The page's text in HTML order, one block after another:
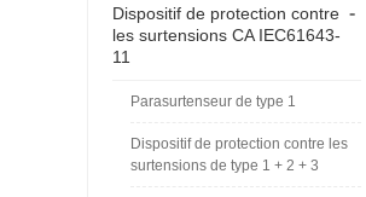
-
Dispositif de protection contre
les surtensions CA IEC61643-
11
Parasurtenseur de type 1
Dispositif de protection contre les
surtensions de type 1 + 2 + 3